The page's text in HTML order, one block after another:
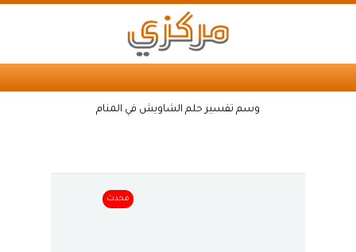
وسم تفسير حلم الشاويش في المنام
محدث